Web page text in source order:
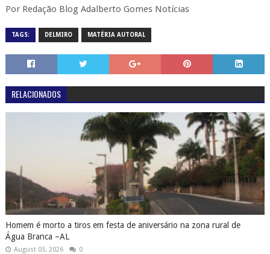
Por Redação Blog Adalberto Gomes Notícias
TAGS: DELMIRO MATÉRIA AUTORAL
RELACIONADOS
Homem é morto a tiros em festa de aniversário na zona rural de
Água Branca –AL
August 03, 2026 0